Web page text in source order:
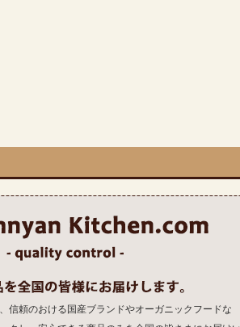
信頼のおける国産ブランドやオーガニックフードな